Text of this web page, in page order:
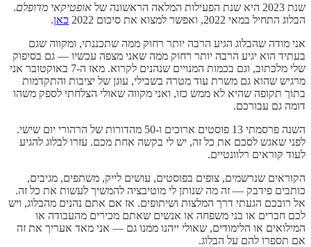
שנת 2023 היא שנת הפעילות המלאה הראשונה של אופטיקאי מדופלם.
הבלוג התחיל במאי 2022, ואפשר למצוא את סיכום 2022
כאן.
אני מודה שהבלוג הגיע הרבה יותר רחוק ממה שתכננתי, ומקווה שגם
בעתיד הוא יגיע הרבה יותר רחוק ממה שאני מצפה עכשיו — גם בסיפוק
שלי מלכתוב, וגם בכמות המנויים שנהנים לקרוא. מאז ה-7 באוקטובר אני
מרגיש שהוא גם משרת עוד מטרה בשבילי, עוגן של יציבות והתקדמות
בתוך תקופה שהיא לא ממש כזו, ואני מקווה שאולי הצלחתי לספק משהו
דומה גם עבורכם.
השנה פרסמתי 13 פוסטים ארוכים ו-50 מהדורות של הרהורי יום שישי.
לפני שאגש לסכם את כל זה, יש לי בקשה אחת מכם. עזרו לבלוג להגיע
לעוד קוראים רלוונטיים.
הקוראים שנרשמים, צופים בפוסטים, עושים לייק, משתפים, מגיבים,
כותבים פידבק — זה מה שנותן לי מוטיבציה להמשיך לעשות את כל זה.
אל רובכם הגעתי דרך המלצות ושיתופים. אז אם אתם נהנים מהבלוג, ויש
לכם חברים או בני משפחה או אנשים שאתם מכירים מהעבודה או
המילואים או הלימודים, שאולי ייהנו ממנו גם — אני מאד אעריך את זה
אם תספרו להם על הבלוג.